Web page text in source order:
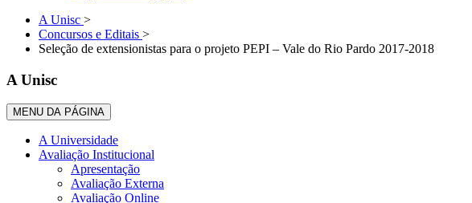
A Unisc >
Concursos e Editais >
Seleção de extensionistas para o projeto PEPI – Vale do Rio Pardo 2017-2018
A Unisc
MENU DA PÁGINA
A Universidade
Avaliação Institucional
Apresentação
Avaliação Externa
Avaliação Online